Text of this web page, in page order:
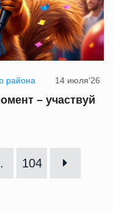
района 14 июля'26
– участвуй
104